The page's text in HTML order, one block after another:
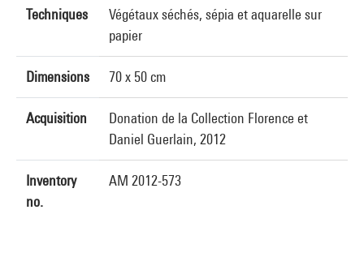
Techniques
Végétaux séchés, sépia et aquarelle sur
papier
Dimensions 70 x 50 cm
Acquisition
Donation de la Collection Florence et
Daniel Guerlain, 2012
Inventory
no.
AM 2012-573